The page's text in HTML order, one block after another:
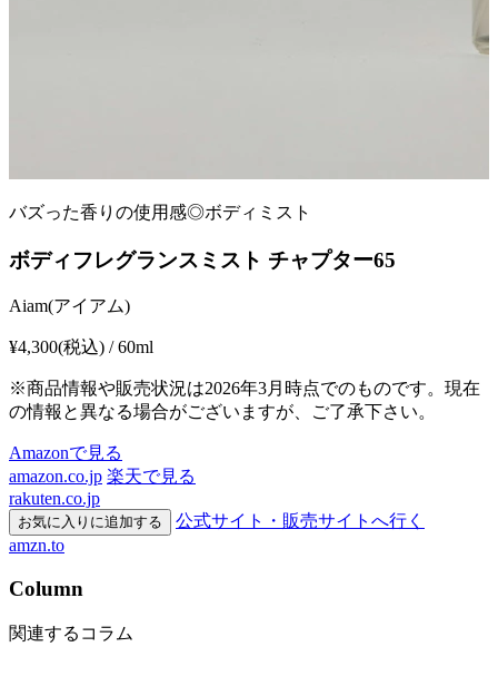
バズった香りの使用感◎ボディミスト
ボディフレグランスミスト チャプター65
Aiam(アイアム)
¥4,300(税込) / 60ml
※商品情報や販売状況は2026年3月時点でのものです。現在
の情報と異なる場合がございますが、ご了承下さい。
Amazonで見る
amazon.co.jp 楽天で見る
rakuten.co.jp
お気に入りに追加する
公式サイト・販売サイトへ行く
amzn.to
Column
関連するコラム